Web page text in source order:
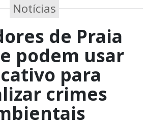
Notícias
de Praia
podem usar
para
crimes